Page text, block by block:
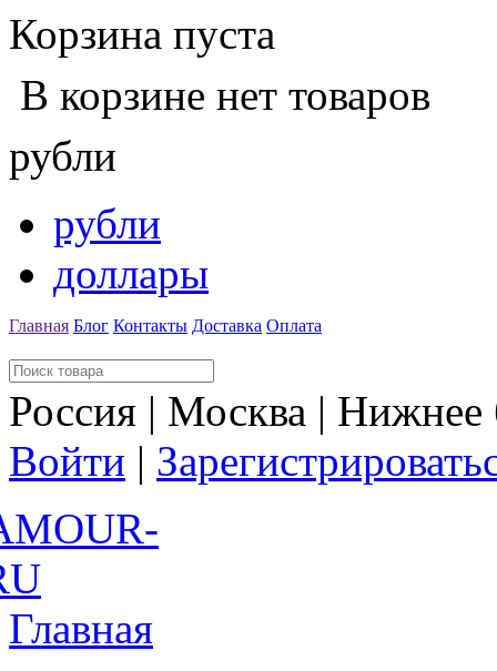
Корзина пуста
В корзине нет товаров
рубли
рубли
доллары
Главная Блог Контакты Доставка Оплата
Россия | Москва |
Войти |
Главная